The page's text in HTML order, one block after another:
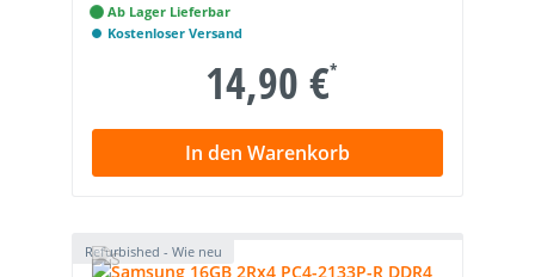
Ab Lager Lieferbar
Kostenloser Versand
14,90 €*
In den Warenkorb
Refurbished - Wie neu